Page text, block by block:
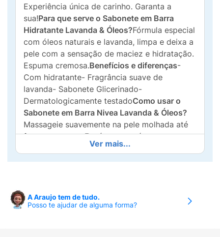
Experiência única de carinho. Garanta a
sua!Para que serve o Sabonete em Barra
Hidratante Lavanda & Óleos?Fórmula especial
com óleos naturais e lavanda, limpa e deixa a
pele com a sensação de maciez e hidratação.
Espuma cremosa.Benefícios e diferenças-
Com hidratante- Fragrância suave de
lavanda- Sabonete Glicerinado-
Dermatologicamente testadoComo usar o
Sabonete em Barra Nivea Lavanda & Óleos?
Massageie suavemente na pele molhada até
formar espuma. Enxágue com água em
Informação de Segurança
externo. Evite contato direto como os olhos.
crianças. Suspenda o uso em caso de
relações sexuais.Ingredientes:Sodium
Ver mais...
A Araujo tem de tudo.
Posso te ajudar de alguma forma?